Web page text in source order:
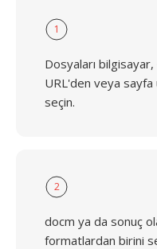
1
Dosyaları
URL'den veya
seçin.
2
docm ya da sonuç
formatlardan birini